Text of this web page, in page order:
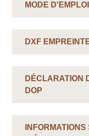
MODE D'EMPLOI
DXF
DÉCLARATION
DOP